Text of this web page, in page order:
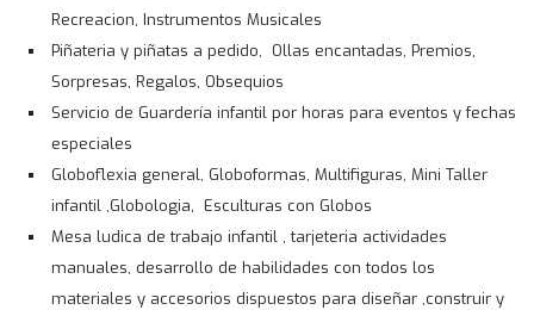
Recreacion, Instrumentos Musicales
Piñateria y piñatas a pedido, Ollas encantadas, Premios,
Sorpresas, Regalos, Obsequios
Servicio de Guardería infantil por horas para eventos y fechas
especiales
Globoflexia general, Globoformas, Multifiguras, Mini Taller
infantil ,Globologia, Esculturas con Globos
Mesa ludica de trabajo infantil , tarjeteria actividades
manuales, desarrollo de habilidades con todos los
materiales y accesorios dispuestos para diseñar ,construir y